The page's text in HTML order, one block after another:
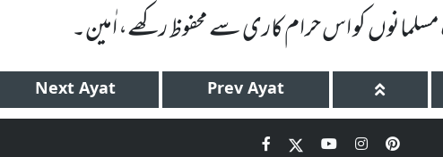
کو اس حرام کاری سے محفوظ رکھے، اٰمین۔
Next Ayat Prev Ayat